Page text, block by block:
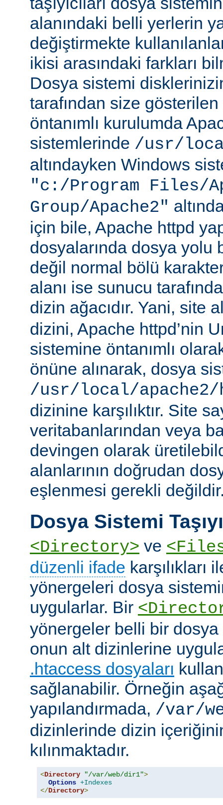
alanındaki belli yerlerin
değiştirmekte
ikisi arasındaki farkları
Dosya sistemi
tarafından size
öntanımlı kurulumda
sistemlerinde /usr/
altındayken Windows
"c:/Program Files/
Group/Apache2"
için bile, Apache httpd
dosyalarında dosya yolu
değil normal bölü
alanı ise sunucu
dizin ağacıdır. Yani, site
dizini, Apache httpd’nin
sistemine öntanımlı
önüne alınarak, dosya
/usr/local/
dizinine karşılıktır. Site
veritabanlarından veya
devingen olarak
alanlarının doğrudan
eşlenmesi gerekli
Dosya Sistemi
<Directory> ve
düzenli ifade karşılıkları
yönergeleri dosya
uygularlar. Bir
yönergeler belli bir
onun alt dizinlerine
.htaccess dosyaları
sağlanabilir. Örneğin
yapılandırmada, /var/
dizinlerinde dizin
kılınmaktadır.
<Directory "/var/web/dir1">
Options +Indexes
</Directory>